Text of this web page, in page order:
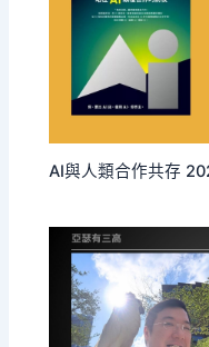
AI與人類合作共存